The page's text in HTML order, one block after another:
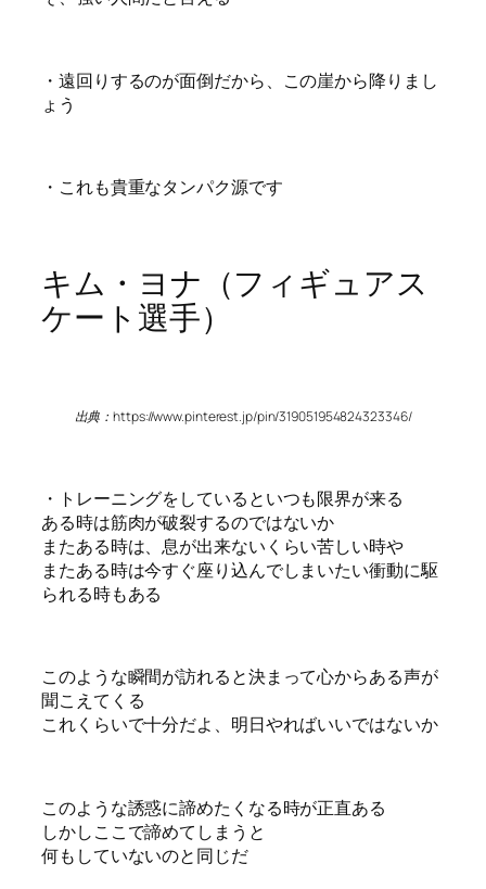
・遠回りするのが面倒だから、この崖から降りまし
ょう
・これも貴重なタンパク源です
キム・ヨナ（フィギュアス
ケート選手）
出典：https://www.pinterest.jp/pin/319051954824323346/
・トレーニングをしているといつも限界が来る
ある時は筋肉が破裂するのではないか
またある時は、息が出来ないくらい苦しい時や
またある時は今すぐ座り込んでしまいたい衝動に駆
られる時もある
このような瞬間が訪れると決まって心からある声が
聞こえてくる
これくらいで十分だよ、明日やればいいではないか
このような誘惑に諦めたくなる時が正直ある
しかしここで諦めてしまうと
何もしていないのと同じだ